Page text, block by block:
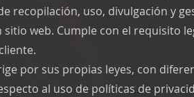
recopilación, uso, divulgación y
sitio web. Cumple con el requisito
por sus propias leyes, con
al uso de políticas de